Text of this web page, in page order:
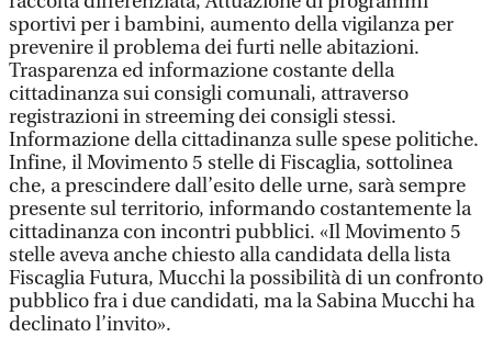
sportivi per i bambini, aumento della vigilanza per
prevenire il problema dei furti nelle abitazioni.
Trasparenza ed informazione costante della
cittadinanza sui consigli comunali, attraverso
registrazioni in streeming dei consigli stessi.
Informazione della cittadinanza sulle spese politiche.
Infine, il Movimento 5 stelle di Fiscaglia, sottolinea
che, a prescindere dall’esito delle urne, sarà sempre
presente sul territorio, informando costantemente la
cittadinanza con incontri pubblici. «Il Movimento 5
stelle aveva anche chiesto alla candidata della lista
Fiscaglia Futura, Mucchi la possibilità di un confronto
pubblico fra i due candidati, ma la Sabina Mucchi ha
declinato l’invito».